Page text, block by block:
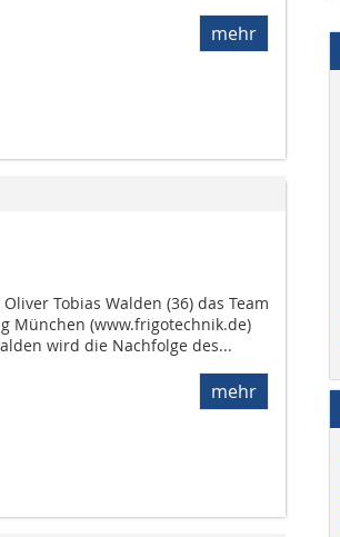
mehr
Tobias Walden (36) das Team
München (www.frigotechnik.de)
wird die Nachfolge des...
mehr